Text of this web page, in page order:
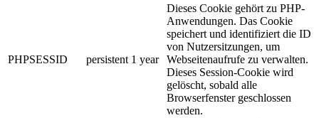
PHPSESSID persistent 1 year
Dieses Cookie gehört zu PHP-
Anwendungen. Das Cookie
speichert und identifiziert die ID
von Nutzersitzungen, um
Webseitenaufrufe zu verwalten.
Dieses Session-Cookie wird
gelöscht, sobald alle
Browserfenster geschlossen
werden.